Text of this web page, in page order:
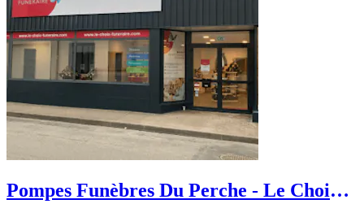
Pompes Funèbres Du Perche - Le Choix